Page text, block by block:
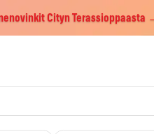
Cityn Terassioppaasta